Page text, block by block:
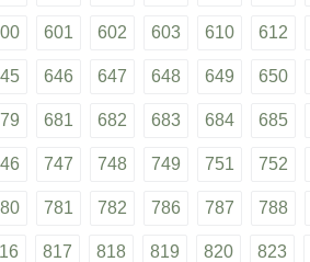
601 602 603 610 612
646 647 648 649 650
681 682 683 684 685
747 748 749 751 752
781 782 786 787 788
817 818 819 820 823